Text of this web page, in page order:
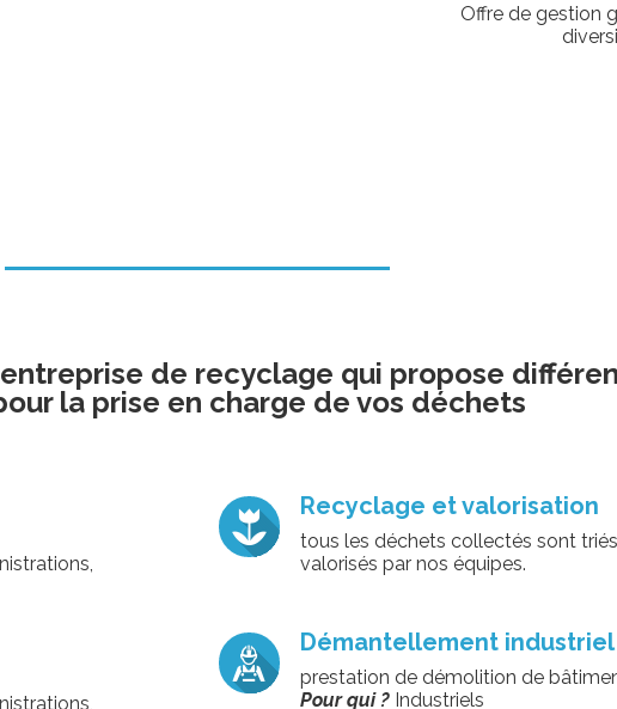
Offre de gestion
entreprise de recyclage qui propose
la prise en charge de vos déchets
Recyclage et valorisation
tous les déchets collectés sont
valorisés par nos équipes.
Démantellement industriel
prestation de démolition de
Pour qui ? Industriels